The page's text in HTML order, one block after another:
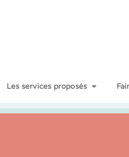
Les services proposés